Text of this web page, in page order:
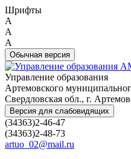
Шрифты
A
A
A
Обычная версия
Управление образования
Артемовского
Свердловская обл., г.
Версия для слабовидящих
(34363)2-46-47
(34363)2-48-73
artuo_02@mail.ru